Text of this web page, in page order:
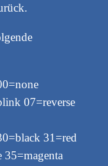
07=reverse
31=red